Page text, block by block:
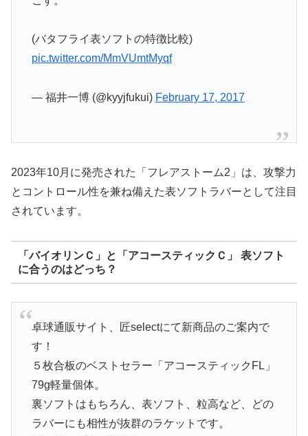
(バタフライ表ソフトの特徴比較)
pic.twitter.com/MmVUmtMyqf
— 福井一博 (@kyyjfukui) February 17, 2017
2023年10月に発売された「フレアストーム2」は、攻撃力
とコントロール性を兼ね備えた表ソフトラバーとして注目
されています。
「バイオリンＣ」と「アコースティックＣ」 表ソフト
に合うのはどっち？
卓球通販サイト、匠selectにて新商品のご案内で
す！
５枚合板のベストセラー「アコースティックFL」
79g軽量個体。
裏ソフトはもちろん、表ソフト、粒高など、どの
ラバーにも相性が抜群のラケットです。